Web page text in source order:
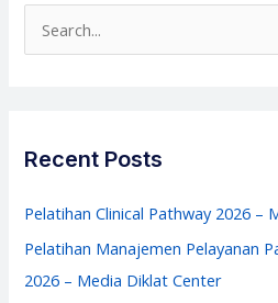
Kesehatan
Diklat
e
f
o
r
Recent Posts
Pelatihan Clinical Pathway 2026 –
Pelatihan Manajemen Pelayanan
2026 – Media Diklat Center